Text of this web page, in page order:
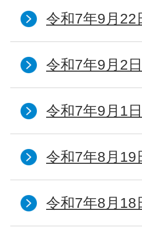
令和7年9月22
令和7年9月2
令和7年9月1
令和7年8月19
令和7年8月18